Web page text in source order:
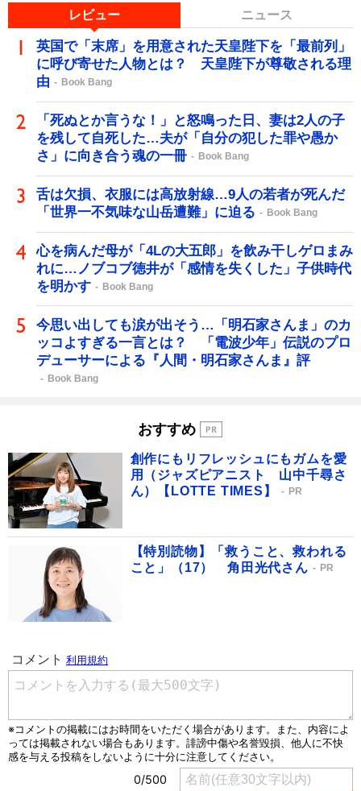
レビュー ニュース
英国で「末席」を用意された天皇陛下を「最前列」
に呼び寄せた人物とは？ 天皇陛下が尊敬される理
由
Book Bang
「死ぬとか言うな！」と怒鳴った日、妻は2人の子
を残して自死した…夫が「自分の犯した罪や愚か
さ」に向き合う魂の一冊
Book Bang
舌は欠損、衣服には高放射線…9人の若者が死んだ
「世界一不気味な山岳遭難」に迫る
Book Bang
心を病んだ母が「4Lの大五郎」を飲み干しゲロまみ
れに…ノブコブ徳井が「感情を失くした」子供時代
を明かす
Book Bang
今思い出しても涙が出そう…「明石家さんま」のカ
ッコよすぎる一言とは？ 「電波少年」伝説のプロ
デューサーによる『人間・明石家さんま』評
Book Bang
おすすめ
創作にもリフレッシュにもガムを愛
用（ジャズピアニスト 山中千尋さ
ん）【LOTTE TIMES】
PR
【特別読物】「救うこと、救われる
こと」（17） 角田光代さん
PR